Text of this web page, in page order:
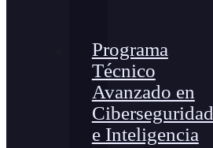
Programa
Técnico
Avanzado en
Ciberseguridad
e Inteligencia